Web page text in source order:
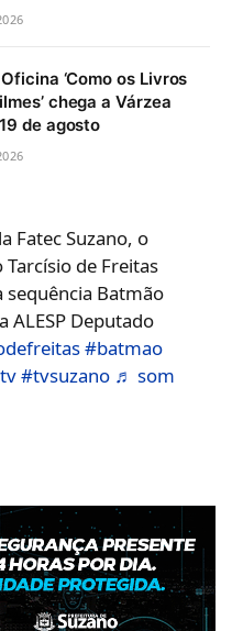
‘Como os Livros
chega a Várzea
de agosto
Fatec Suzano, o
de Freitas
Batmão
ALESP Deputado
#batmao
#tvsuzano ♬ som